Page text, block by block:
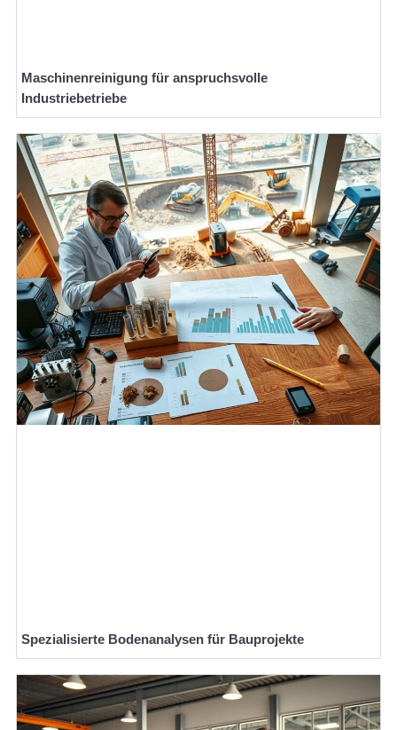
Maschinenreinigung für anspruchsvolle
Industriebetriebe
Spezialisierte Bodenanalysen für Bauprojekte